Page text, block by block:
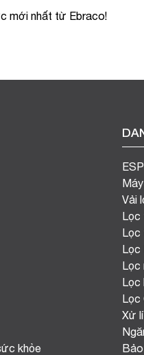
mới nhất từ Ebraco!
khỏe
Vải
Lọc
Lọc
Lọc
Lọc
Lọc
Lọc
Xử